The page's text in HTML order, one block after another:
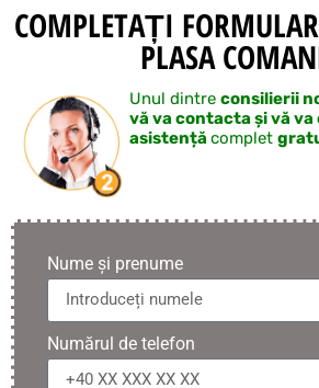
COMPLETAȚI
PLASA
Unul dintre consilierii
vă va contacta și vă
asistență complet
Nume și prenume
Numărul de telefon